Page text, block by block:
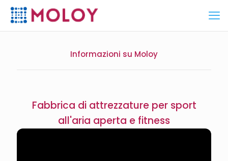
Informazioni su Moloy
Fabbrica di attrezzature per sport
all'aria aperta e fitness